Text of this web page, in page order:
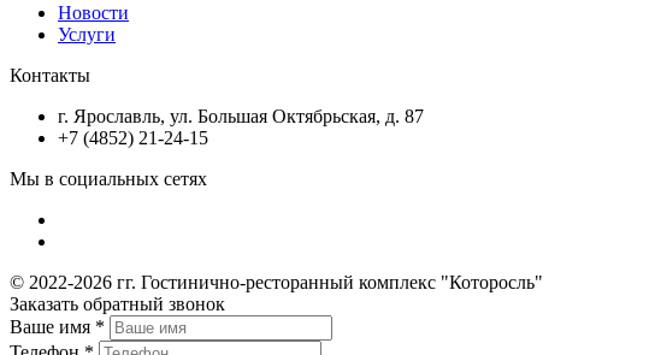
Новости
Услуги
Контакты
г. Ярославль, ул. Большая Октябрьская, д. 87
+7 (4852) 21-24-15
Мы в социальных сетях
© 2022-2026 гг. Гостинично-ресторанный комплекс "Которосль"
Заказать обратный звонок
Ваше имя *